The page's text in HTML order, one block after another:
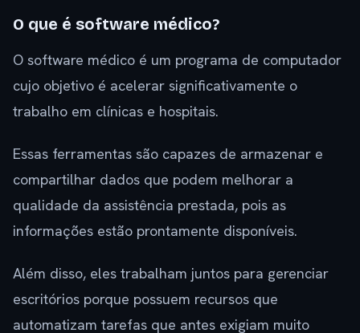
O que é software médico?
O software médico é um programa de computador
cujo objetivo é acelerar significativamente o
trabalho em clínicas e hospitais.
Essas ferramentas são capazes de armazenar e
compartilhar dados que podem melhorar a
qualidade da assistência prestada, pois as
informações estão prontamente disponíveis.
Além disso, eles trabalham juntos para gerenciar
escritórios porque possuem recursos que
automatizam tarefas que antes exigiam muito